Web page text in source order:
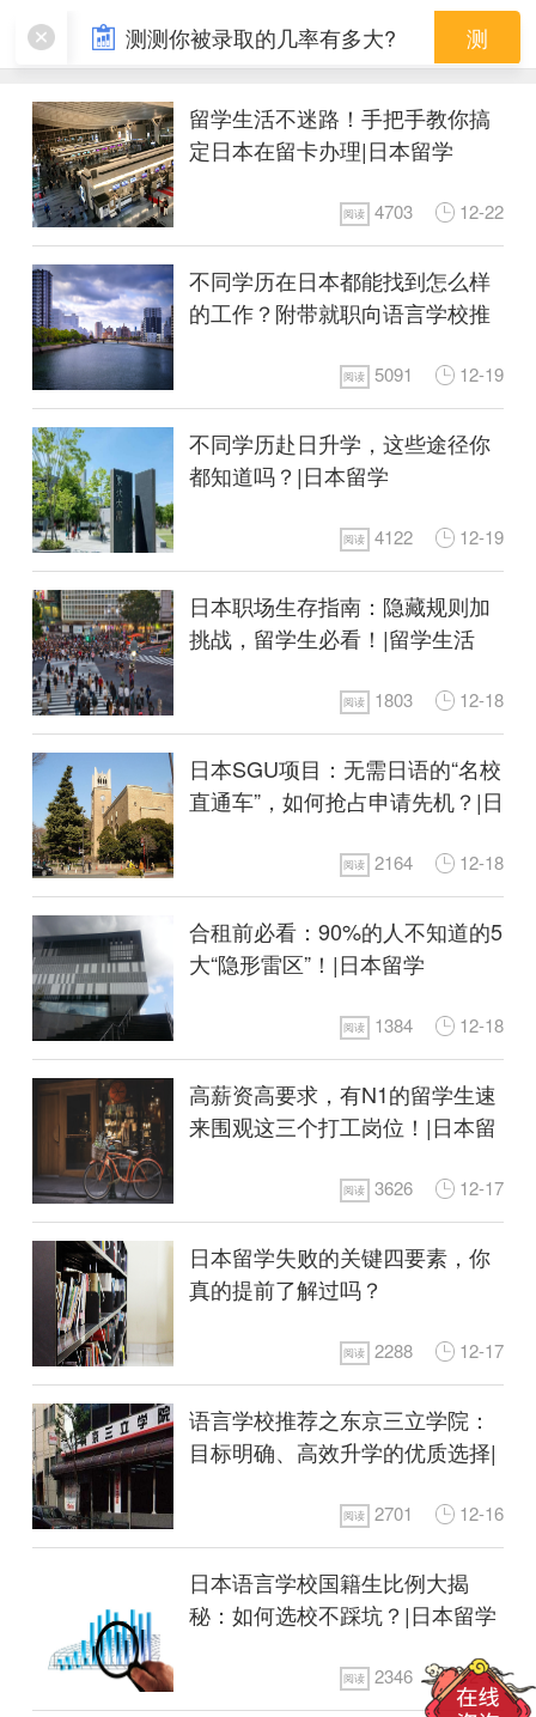
本科留学
留学生活不迷路！手把手教你搞
定日本在留卡办理|日本留学
阅读 4703 12-22
不同学历在日本都能找到怎么样
的工作？附带就职向语言学校推
阅读 5091 12-19
不同学历赴日升学，这些途径你
都知道吗？|日本留学
阅读 4122 12-19
日本职场生存指南：隐藏规则加
挑战，留学生必看！|留学生活
阅读 1803 12-18
日本SGU项目：无需日语的“名校
直通车”，如何抢占申请先机？|日
阅读 2164 12-18
合租前必看：90%的人不知道的5
大“隐形雷区”！|日本留学
阅读 1384 12-18
高薪资高要求，有N1的留学生速
来围观这三个打工岗位！|日本留
阅读 3626 12-17
日本留学失败的关键四要素，你
真的提前了解过吗？
阅读 2288 12-17
语言学校推荐之东京三立学院：
目标明确、高效升学的优质选择|
阅读 2701 12-16
日本语言学校国籍生比例大揭
秘：如何选校不踩坑？|日本留学
阅读 2346 12-16
测测你被录取的几率有多大? 测